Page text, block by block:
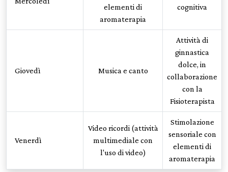
elementi di
aromaterapia
cognitiva
Giovedì Musica e canto
Attività di
ginnastica
dolce, in
collaborazione
con la
Fisioterapista
Venerdì
Video ricordi (attività
multimediale con
l'uso di video)
Stimolazione
sensoriale con
elementi di
aromaterapia